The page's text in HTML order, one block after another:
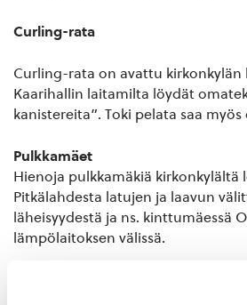
Curling-rata
Curling-rata on avattu kirkonkylän
Kaarihallin laitamilta löydät
kanistereita”. Toki pelata saa
Pulkkamäet
Hienoja pulkkamäkiä kirkonkylältä
Pitkälahdesta latujen ja laavun
läheisyydestä ja ns. kinttumäessä
lämpölaitoksen välissä.